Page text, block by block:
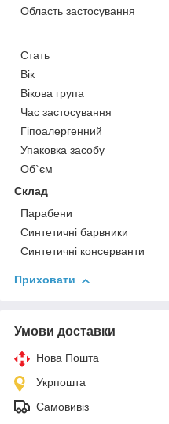
Область застосування
Стать
Вік
Вікова група
Час застосування
Гіпоалергенний
Упаковка засобу
Об`єм
Склад
Парабени
Синтетичні барвники
Синтетичні консерванти
Приховати
Умови доставки
Нова Пошта
Укрпошта
Самовивіз